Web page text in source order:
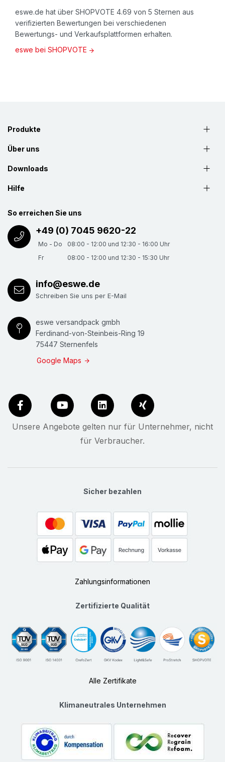
eswe.de hat über SHOPVOTE 4.69 von 5 Sternen aus
verifizierten Bewertungen bei verschiedenen
Bewertungs- und Verkaufsplattformen erhalten.
eswe bei SHOPVOTE
Produkte
Über uns
Downloads
Hilfe
So erreichen Sie uns
+49 (0) 7045 9620-22
Mo - Do
08:00 - 12:00 und 12:30 - 16:00 Uhr
Fr
08:00 - 12:00 und 12:30 - 15:30 Uhr
info@eswe.de
Schreiben Sie uns per E-Mail
eswe versandpack gmbh
Ferdinand-von-Steinbeis-Ring 19
75447 Sternenfels
Google Maps
Unsere Angebote gelten nur für Unternehmer, nicht
für Verbraucher.
Sicher bezahlen
Zahlungsinformationen
Zertifizierte Qualität
Alle Zertifikate
Klimaneutrales Unternehmen